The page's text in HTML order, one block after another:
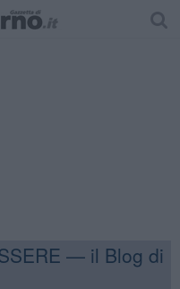
— il Blog di